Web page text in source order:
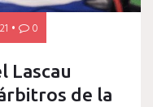
0
Lascau
de la